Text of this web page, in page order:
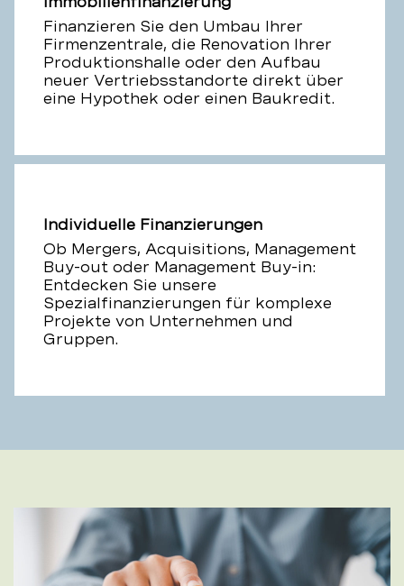
Finanzieren Sie den Umbau Ihrer
Firmenzentrale, die Renovation Ihrer
Produktionshalle oder den Aufbau
neuer Vertriebsstandorte direkt über
eine Hypothek oder einen Baukredit.
Individuelle Finanzierungen
Ob Mergers, Acquisitions, Management
Buy-out oder Management Buy-in:
Entdecken Sie unsere
Spezialfinanzierungen für komplexe
Projekte von Unternehmen und
Gruppen.